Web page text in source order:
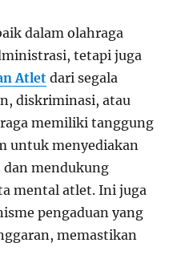
dalam olahraga
tetapi juga
Atlet dari segala
diskriminasi, atau
memiliki tanggung
untuk menyediakan
mendukung
mental atlet. Ini juga
pengaduan yang
memastikan